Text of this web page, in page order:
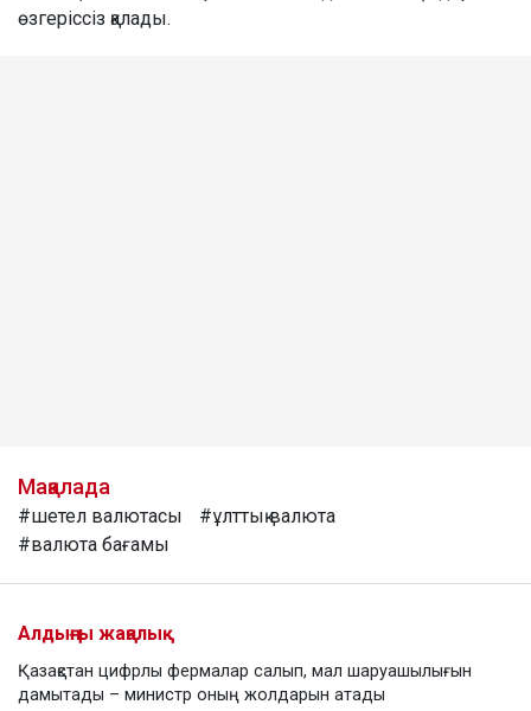
өзгеріссіз қалады.
Мақалада
#шетел валютасы
#ұлттық валюта
#валюта бағамы
Алдыңғы жаңалық
Қазақстан цифрлы фермалар салып, мал шаруашылығын
дамытады – министр оның жолдарын атады